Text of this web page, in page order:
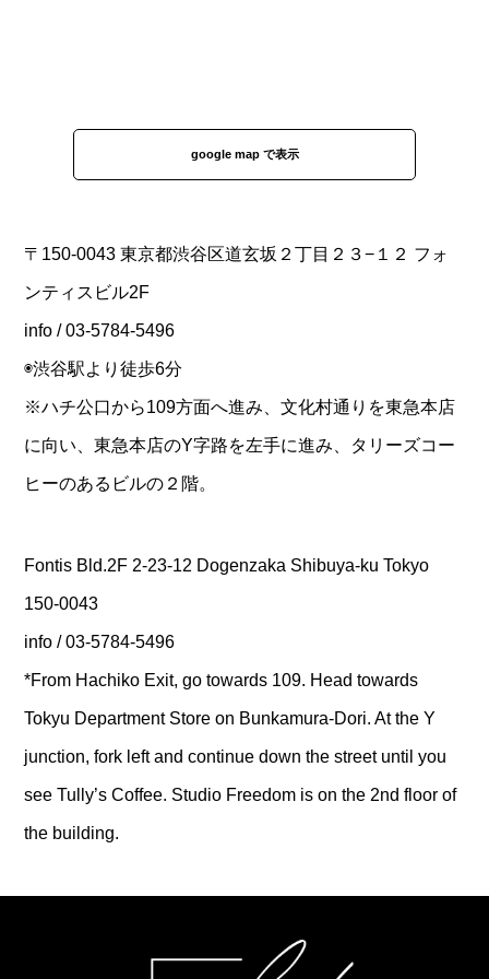
google map で表示
〒150-0043 東京都渋谷区道玄坂２丁目２３−１２ フォ
ンティスビル2F
info / 03-5784-5496
◉渋谷駅より徒歩6分
※ハチ公口から109方面へ進み、文化村通りを東急本店
に向い、東急本店のY字路を左手に進み、タリーズコー
ヒーのあるビルの２階。
Fontis Bld.2F 2-23-12 Dogenzaka Shibuya-ku Tokyo
150-0043
info / 03-5784-5496
*From Hachiko Exit, go towards 109. Head towards
Tokyu Department Store on Bunkamura-Dori. At the Y
junction, fork left and continue down the street until you
see Tully’s Coffee. Studio Freedom is on the 2nd floor of
the building.